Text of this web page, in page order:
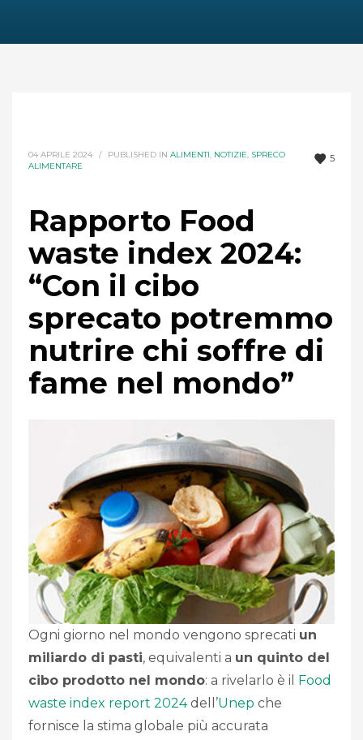
5
04 APRILE 2024 / PUBLISHED IN ALIMENTI, NOTIZIE, SPRECO
ALIMENTARE
Rapporto Food
waste index 2024:
“Con il cibo
sprecato potremmo
nutrire chi soffre di
fame nel mondo”
Ogni giorno nel mondo vengono sprecati un
miliardo di pasti, equivalenti a un quinto del
cibo prodotto nel mondo: a rivelarlo è il
Food
waste index report 2024dell’Unep che
fornisce la stima globale più accurata